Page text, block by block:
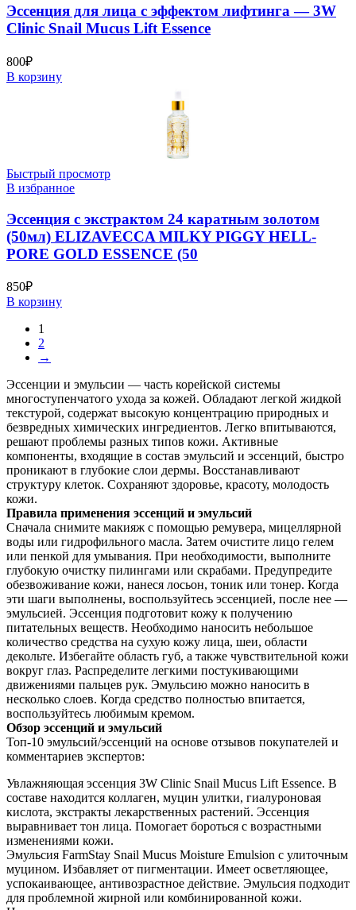
Эссенция для лица с эффектом лифтинга — 3W
Clinic Snail Mucus Lift Essence
800₽
В корзину
Быстрый просмотр
В избранное
Эссенция с экстрактом 24 каратным золотом
(50мл) ELIZAVECCA MILKY PIGGY HELL-
PORE GOLD ESSENCE (50
850₽
В корзину
1
2
→
Эссенции и эмульсии — часть корейской системы
многоступенчатого ухода за кожей. Обладают легкой жидкой
текстурой, содержат высокую концентрацию природных и
безвредных химических ингредиентов. Легко впитываются,
решают проблемы разных типов кожи. Активные
компоненты, входящие в состав эмульсий и эссенций, быстро
проникают в глубокие слои дермы. Восстанавливают
структуру клеток. Сохраняют здоровье, красоту, молодость
кожи.
Правила применения эссенций и эмульсий
Сначала снимите макияж с помощью ремувера, мицеллярной
воды или гидрофильного масла. Затем очистите лицо гелем
или пенкой для умывания. При необходимости, выполните
глубокую очистку пилингами или скрабами. Предупредите
обезвоживание кожи, нанеся лосьон, тоник или тонер. Когда
эти шаги выполнены, воспользуйтесь эссенцией, после нее —
эмульсией. Эссенция подготовит кожу к получению
питательных веществ. Необходимо наносить небольшое
количество средства на сухую кожу лица, шеи, области
декольте. Избегайте область губ, а также чувствительной кожи
вокруг глаз. Распределите легкими постукивающими
движениями пальцев рук. Эмульсию можно наносить в
несколько слоев. Когда средство полностью впитается,
воспользуйтесь любимым кремом.
Обзор эссенций и эмульсий
Топ-10 эмульсий/эссенций на основе отзывов покупателей и
комментариев экспертов:
Увлажняющая эссенция 3W Clinic Snail Mucus Lift Essence. В
составе находится коллаген, муцин улитки, гиалуроновая
кислота, экстракты лекарственных растений. Эссенция
выравнивает тон лица. Помогает бороться с возрастными
изменениями кожи.
Эмульсия FarmStay Snail Mucus Moisture Emulsion с улиточным
муцином. Избавляет от пигментации. Имеет осветляющее,
успокаивающее, антивозрастное действие. Эмульсия подходит
для проблемной жирной или комбинированной кожи.